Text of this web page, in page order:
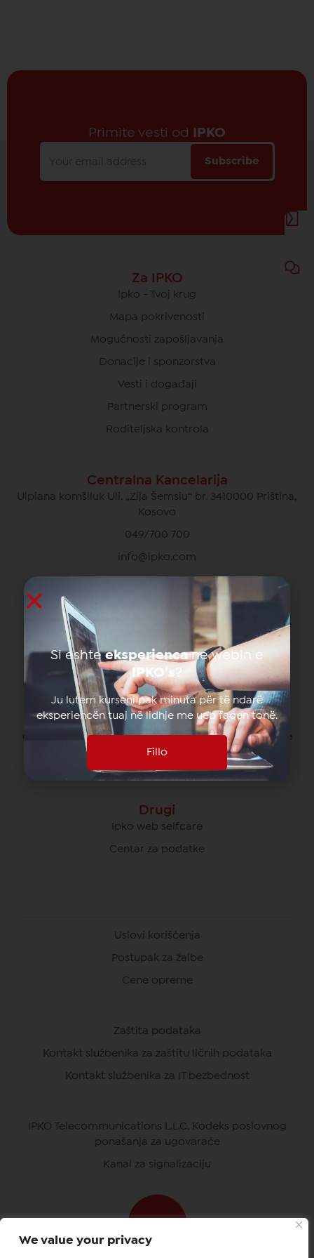
We value your privacy
Primite vesti od IPKO
Subscribe
Za IPKO
Ipko - Tvoj krug
Mapa pokrivenosti
Mogućnosti zapošljavanja
Donacije i sponzorstva
Vesti i događaji
Partnerski program
Roditeljska kontrola
Centralna Kancelarija
Ulpiana komšiluk Uli. „Zija Šemsiu“ br. 3410000 Priština,
Kosovo
049/700 700
info@ipko.com
Privatna Briga O Kupcima
049/700 700 besplatno za pozive unutar IPKO mreže
080070070 besplatno od svih operatera na Kosovu
*770# za pozive u romingu
Briga O Poslovnim Korisnicima
049/700 900 besplatno za pozive unutar IPKO mreže
080070000 besplatno od svih operatera na Kosovu
Drugi
Ipko web selfcare
Centar za podatke
Uslovi korišćenja
Postupak za žalbe
Cene opreme
Zaštita podataka
Kontakt službenika za zaštitu ličnih podataka
Kontakt službenika za IT bezbednost
IPKO Telecommunications L.L.C. Kodeks poslovnog
ponašanja za ugovarače
Kanal za signalizaciju
Si eshteeksperiencane webin e
IPKO’s?
Ju lutem kurseni pak minuta për të ndarë
eksperiencën tuaj në lidhje me ueb faqen tonë.
Fillo